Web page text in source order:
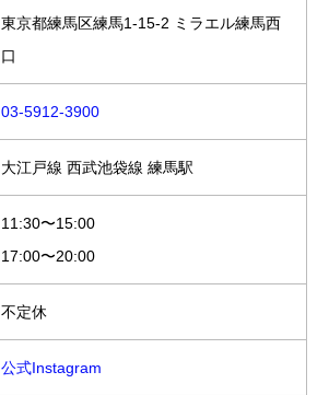
東京都練馬区練馬1-15-2 ミラエル練馬西
口
03-5912-3900
大江戸線 西武池袋線 練馬駅
11:30〜15:00
17:00〜20:00
不定休
公式Instagram